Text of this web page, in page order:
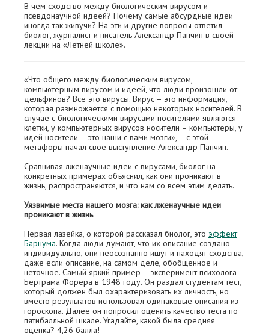
В чем сходство между биологическим вирусом и
псевдонаучной идеей? Почему самые абсурдные идеи
иногда так живучи? На эти и другие вопросы ответил
биолог, журналист и писатель Александр Панчин в своей
лекции на «Летней школе».
«Что общего между биологическим вирусом,
компьютерным вирусом и идеей, что люди произошли от
дельфинов? Все это вирусы. Вирус – это информация,
которая размножается с помощью некоторых носителей. В
случае с биологическими вирусами носителями являются
клетки, у компьютерных вирусов носители – компьютеры, у
идей носители – это наши с вами мозги», – с этой
метафоры начал свое выступление Александр Панчин.
Сравнивая лженаучные идеи с вирусами, биолог на
конкретных примерах объяснил, как они проникают в
жизнь, распространяются, и что нам со всем этим делать.
Уязвимые места нашего мозга: как лженаучные идеи
проникают в жизнь
Первая лазейка, о которой рассказал биолог, это эффект
Барнума. Когда люди думают, что их описание создано
индивидуально, они неосознанно ищут и находят сходства,
даже если описание, на самом деле, обобщенное и
неточное. Самый яркий пример – эксперимент психолога
Бертрама Форера в 1948 году. Он раздал студентам тест,
который должен был охарактеризовать их личность, но
вместо результатов использовал одинаковые описания из
гороскопа. Далее он попросил оценить качество теста по
пятибалльной шкале. Угадайте, какой была средняя
оценка? 4,26 балла!